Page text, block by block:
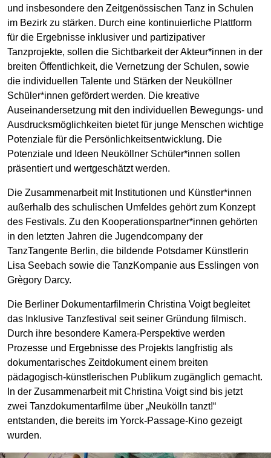
und insbesondere den Zeitgenössischen Tanz in Schulen
im Bezirk zu stärken. Durch eine kontinuierliche Plattform
für die Ergebnisse inklusiver und partizipativer
Tanzprojekte, sollen die Sichtbarkeit der Akteur*innen in der
breiten Öffentlichkeit, die Vernetzung der Schulen, sowie
die individuellen Talente und Stärken der Neuköllner
Schüler*innen gefördert werden. Die kreative
Auseinandersetzung mit den individuellen Bewegungs- und
Ausdrucksmöglichkeiten bietet für junge Menschen wichtige
Potenziale für die Persönlichkeitsentwicklung. Die
Potenziale und Ideen Neuköllner Schüler*innen sollen
präsentiert und wertgeschätzt werden.
Die Zusammenarbeit mit Institutionen und Künstler*innen
außerhalb des schulischen Umfeldes gehört zum Konzept
des Festivals. Zu den Kooperationspartner*innen gehörten
in den letzten Jahren die Jugendcompany der
TanzTangente Berlin, die bildende Potsdamer Künstlerin
Lisa Seebach sowie die TanzKompanie aus Esslingen von
Grègory Darcy.
Die Berliner Dokumentarfilmerin Christina Voigt begleitet
das Inklusive Tanzfestival seit seiner Gründung filmisch.
Durch ihre besondere Kamera-Perspektive werden
Prozesse und Ergebnisse des Projekts langfristig als
dokumentarisches Zeitdokument einem breiten
pädagogisch-künstlerischen Publikum zugänglich gemacht.
In der Zusammenarbeit mit Christina Voigt sind bis jetzt
zwei Tanzdokumentarfilme über „Neukölln tanzt!“
entstanden, die bereits im Yorck-Passage-Kino gezeigt
wurden.